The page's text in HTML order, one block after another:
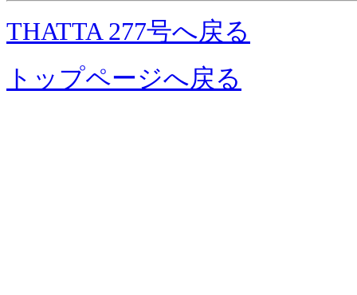
THATTA 277号へ戻る
トップページへ戻る